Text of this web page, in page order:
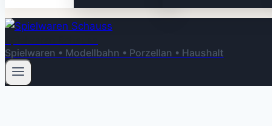
Spielwaren • Modellbahn • Porzellan • Haushalt